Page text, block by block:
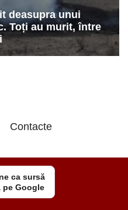
Contacte
ca sursă
pe Google